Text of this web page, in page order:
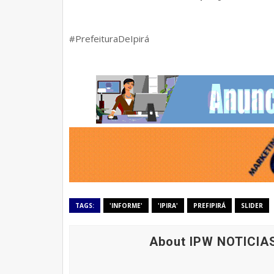
#PrefeituraDeIpirá
TAGS: 'INFORME' 'IPIRA' PREFIPIRÁ SLIDER
About IPW